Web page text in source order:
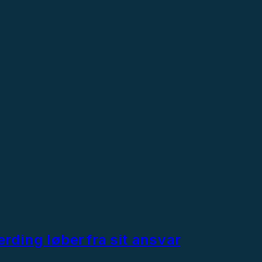
løber fra sit ansvar